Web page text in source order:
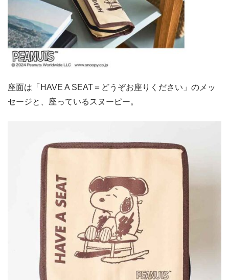
座面は「HAVE A SEAT＝どうぞお座りください」のメッ
セージと、座っているスヌーピー。